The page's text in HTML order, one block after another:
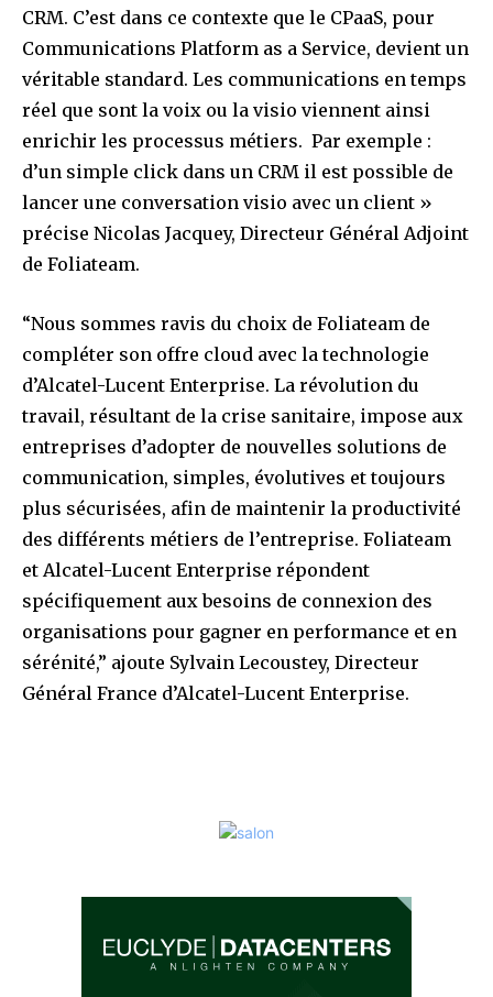
CRM. C’est dans ce contexte que le CPaaS, pour
Communications Platform as a Service, devient un
véritable standard. Les communications en temps
réel que sont la voix ou la visio viennent ainsi
enrichir les processus métiers. Par exemple :
d’un simple click dans un CRM il est possible de
lancer une conversation visio avec un client »
précise Nicolas Jacquey, Directeur Général Adjoint
de Foliateam.
“Nous sommes ravis du choix de Foliateam de
compléter son offre cloud avec la technologie
d’Alcatel-Lucent Enterprise. La révolution du
travail, résultant de la crise sanitaire, impose aux
entreprises d’adopter de nouvelles solutions de
communication, simples, évolutives et toujours
plus sécurisées, afin de maintenir la productivité
des différents métiers de l’entreprise. Foliateam
et Alcatel-Lucent Enterprise répondent
spécifiquement aux besoins de connexion des
organisations pour gagner en performance et en
sérénité,” ajoute Sylvain Lecoustey, Directeur
Général France d’Alcatel-Lucent Enterprise.